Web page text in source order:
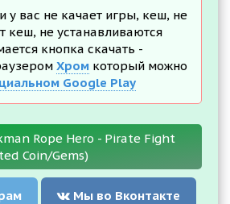
у вас не качает игры, кеш, не
кеш, не устанавливаются
кнопка скачать -
Хром который можно
Google Play
Rope Hero - Pirate Fight
Coin/Gems)
Мы во Вконтакте